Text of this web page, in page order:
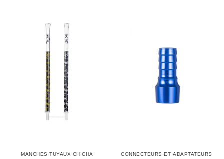
MANCHES TUYAUX CHICHA CONNECTEURS ET ADAPTATEURS